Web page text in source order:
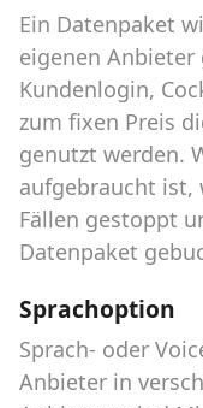
Ein Datenpaket
eigenen
Kundenlogin,
zum fixen Preis
genutzt werden.
aufgebraucht ist,
Fällen gestoppt
Datenpaket
Sprachoption
Sprach- oder
Anbieter in